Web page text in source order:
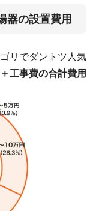
器の設置費用
リでダントツ人気
工事費の合計費用